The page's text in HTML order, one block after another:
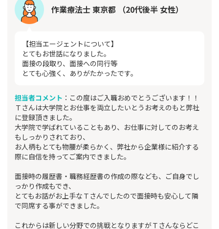
作業療法士 東京都 （20代後半 女性）
【担当エージェントについて】
とてもお世話になりました。
面接の段取り、面接への同行等
とても心強く、ありがたかったです。
担当者コメント ：この度はご入職おめでとうございます！！
Ｔさんは大学院とお仕事を両立したいとうお考えのもと弊社
に登録頂きました。
大学院で学ばれていることもあり、お仕事に対してのお考え
もしっかりされており、
お人柄もとても物腰が柔らかく、弊社から企業様に紹介する
際に自信を持ってご案内できました。
面接時の履歴書・職務経歴書の作成の際なども、ご自身でし
っかり作成もでき、
とてもお話がお上手なＴさんでしたので面接時も安心して隣
で同席する事ができました。
これからは新しい分野での挑戦となりますがＴさんならどこ